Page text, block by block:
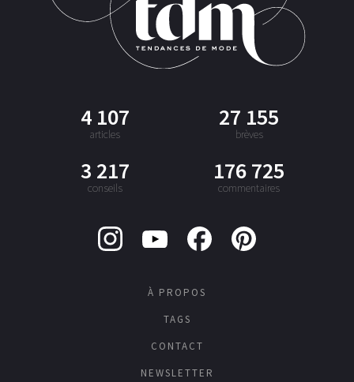
4 107
articles
27 155
brèves
3 217
conseils
176 725
commentaires
À PROPOS
TAGS
CONTACT
NEWSLETTER